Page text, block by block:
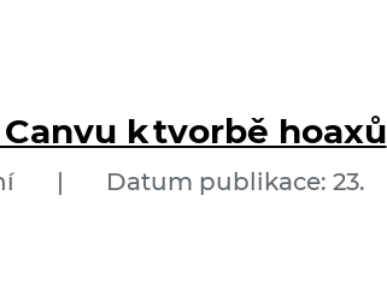
k tvorbě hoaxů
|
Datum publikace: 23.